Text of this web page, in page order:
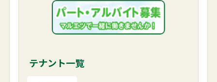
テナント一覧